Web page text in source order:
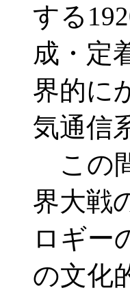
する
成・定
界的に
気通信
この
界大戦
ロギー
の文化